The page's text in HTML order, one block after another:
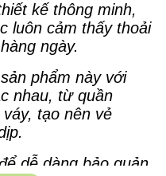
kế thông minh,
luôn cảm thấy thoải
ngày.
phẩm này với
nhau, từ quần
tạo nên vẻ
dễ dàng bảo quản,